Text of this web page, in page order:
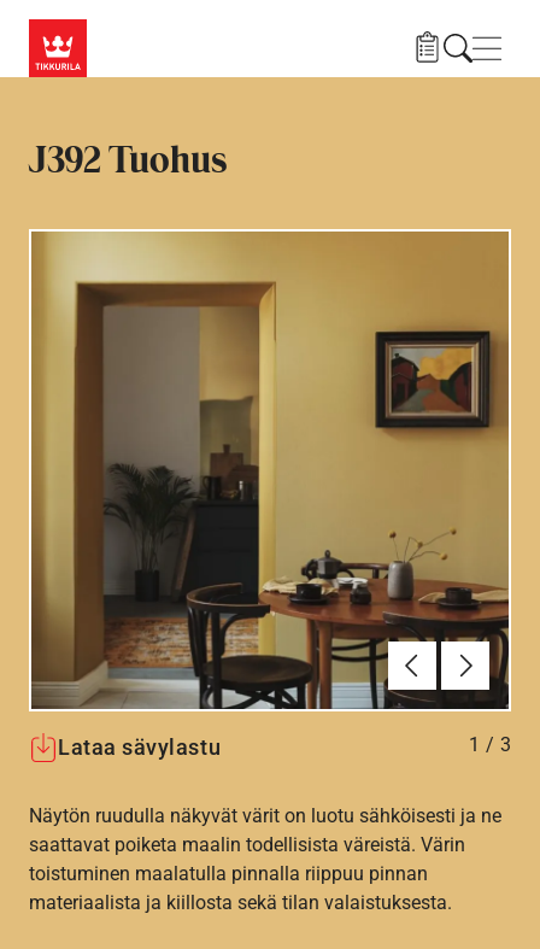
J392 Tuohus
Edellinen
Lataa sävylastu 1 / 3
Näytön ruudulla näkyvät värit on luotu sähköisesti ja ne
saattavat poiketa maalin todellisista väreistä. Värin
toistuminen maalatulla pinnalla riippuu pinnan
materiaalista ja kiillosta sekä tilan valaistuksesta.